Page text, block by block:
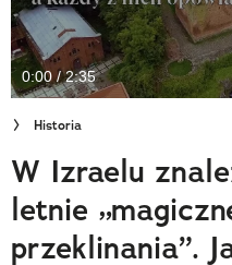
Newsletter
Cuda Polski
Wielki Konkurs Fotograficzny
Trendbook Podróżniczy
Polecane
0:00 / 2:35
Historia
W Izraelu
letnie
przeklinania”.